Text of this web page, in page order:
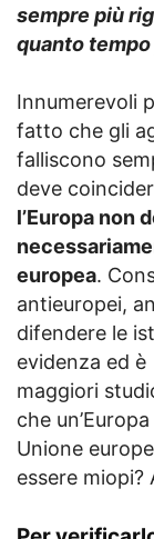
sempre più
quanto
Innumerevoli
fatto che gli
falliscono
deve
l’Europa non
europea.
antieuropei,
difendere le
evidenza ed
maggiori
che
Unione
essere miopi?